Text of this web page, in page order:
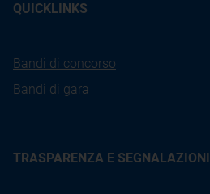
QUICKLINKS
Bandi di concorso
Bandi di gara
TRASPARENZA E SEGNALAZIONI